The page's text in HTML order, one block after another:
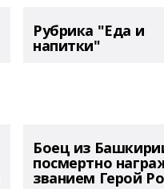
Рубрика "Еда и
напитки"
Боец из
посмертно
званием Герой